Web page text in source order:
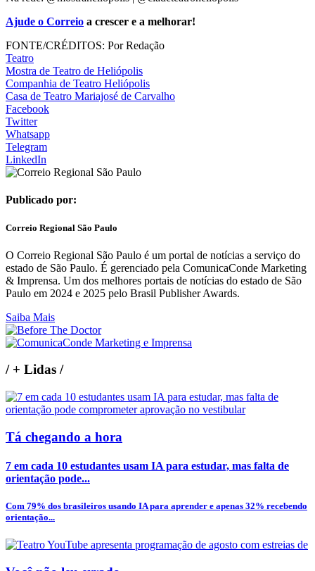
Ajude o Correio a crescer e a melhorar!
FONTE/CRÉDITOS: Por Redação
Teatro
Mostra de Teatro de Heliópolis
Companhia de Teatro Heliópolis
Casa de Teatro Mariajosé de Carvalho
Facebook
Twitter
Whatsapp
Telegram
LinkedIn
Publicado por:
Correio Regional São Paulo
O Correio Regional São Paulo é um portal de notícias a serviço do
estado de São Paulo. É gerenciado pela ComunicaConde Marketing
& Imprensa. Um dos melhores portais de notícias do estado de São
Paulo em 2024 e 2025 pelo Brasil Publisher Awards.
Saiba Mais
/+ Lidas /
Tá chegando a hora
7 em cada 10 estudantes usam IA para estudar, mas falta de
orientação pode...
Com 79% dos brasileiros usando IA para aprender e apenas 32% recebendo
orientação...